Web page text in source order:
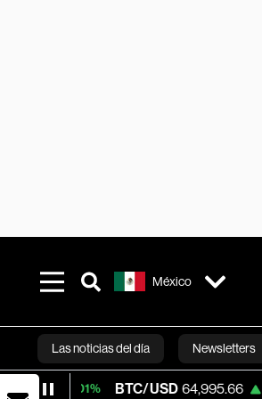
México
Las noticias del día Newsletters
BTC/USD 64,995.66 +0.94%